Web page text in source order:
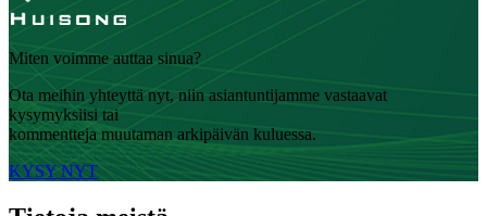
Miten voimme auttaa sinua?
Ota meihin yhteyttä nyt, niin asiantuntijamme vastaavat
kysymyksiisi tai
kommentteja muutaman arkipäivän kuluessa.
KYSY NYT